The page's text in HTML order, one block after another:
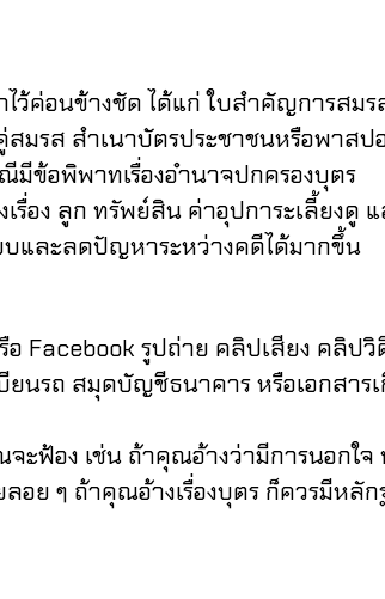
ค่อนข้างชัด ได้แก่ ใบสำคัญการสม
มรส สำเนาบัตรประชาชนหรือพาสป
ข้อพิพาทเรื่องอำนาจปกครองบุตร
อง ลูก ทรัพย์สิน ค่าอุปการะเลี้ยงดู แ
บและลดปัญหาระหว่างคดีได้มากขึ้น
รูปถ่าย คลิปเสียง คลิปวิ
นรถ สมุดบัญชีธนาคาร หรือเอกสาร
ฟ้อง เช่น ถ้าคุณอ้างว่ามีการนอกใจ
ย ๆ ถ้าคุณอ้างเรื่องบุตร ก็ควรมีหลัก